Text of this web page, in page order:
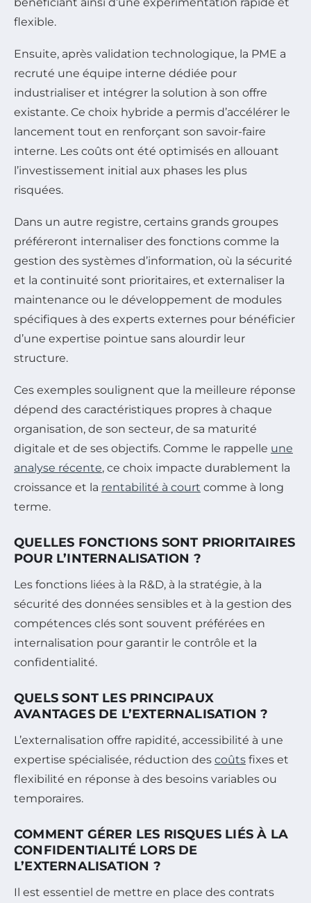
flexible.
Ensuite, après validation technologique, la PME a
recruté une équipe interne dédiée pour
industrialiser et intégrer la solution à son offre
existante. Ce choix hybride a permis d’accélérer le
lancement tout en renforçant son savoir-faire
interne. Les coûts ont été optimisés en allouant
l’investissement initial aux phases les plus
risquées.
Dans un autre registre, certains grands groupes
préféreront internaliser des fonctions comme la
gestion des systèmes d’information, où la sécurité
et la continuité sont prioritaires, et externaliser la
maintenance ou le développement de modules
spécifiques à des experts externes pour bénéficier
d’une expertise pointue sans alourdir leur
structure.
Ces exemples soulignent que la meilleure réponse
dépend des caractéristiques propres à chaque
organisation, de son secteur, de sa maturité
digitale et de ses objectifs. Comme le rappelle une
analyse récente, ce choix impacte durablement la
croissance et la rentabilité à court comme à long
terme.
QUELLES FONCTIONS SONT PRIORITAIRES
POUR L’INTERNALISATION ?
Les fonctions liées à la R&D, à la stratégie, à la
sécurité des données sensibles et à la gestion des
compétences clés sont souvent préférées en
internalisation pour garantir le contrôle et la
confidentialité.
QUELS SONT LES PRINCIPAUX
AVANTAGES DE L’EXTERNALISATION ?
L’externalisation offre rapidité, accessibilité à une
expertise spécialisée, réduction des coûts fixes et
flexibilité en réponse à des besoins variables ou
temporaires.
COMMENT GÉRER LES RISQUES LIÉS À LA
CONFIDENTIALITÉ LORS DE
L’EXTERNALISATION ?
Il est essentiel de mettre en place des contrats